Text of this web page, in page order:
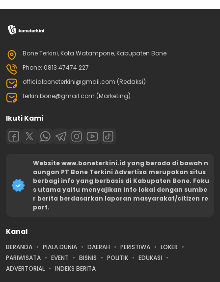
Bone Terkini, Kota Watampone, Kabupaten Bone
Phone: 0813 47474 227
officialboneterkini@gmail.com (Redaksi)
terkinibone@gmail.com (Marketing)
Ikuti Kami
Website www.boneterkini.id yang berada di bawah n
aungan PT Bone Terkini Advertisa merupakan situs
berbagi info yang berbasis di Kabupaten Bone. Foku
s utama yaitu menyajikan info lokal dengan sumbe
r berita berdasarkan laporan masyarakat/citizen re
port.
Kanal
BERANDA PIALA DUNIA DAERAH PERISTIWA
LOKER
PARIWISATA
EVENT BISNIS POLITIK
EDUKASI
ADVERTORIAL
INDEKS BERITA